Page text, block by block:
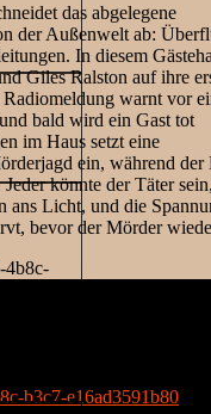
das abgelegene
der Außenwelt ab:
In diesem
Giles Ralston auf ihre
warnt vor
bald wird ein Gast tot
im Haus setzt eine
ein, während der
könnte der Täter sein,
ans Licht, und die
bevor der Mörder